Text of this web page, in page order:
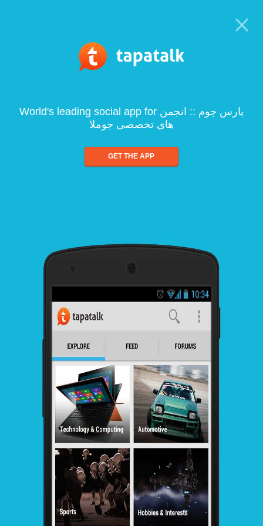
World's leading social app for پارس جوم :: انجمن
های تخصصی جوملا
GET THE APP